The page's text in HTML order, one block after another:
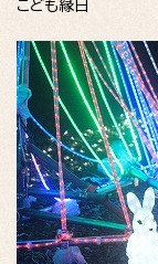
こども縁日